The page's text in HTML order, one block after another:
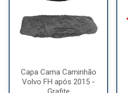
Capa Cama Caminhão
Volvo FH após 2015 -